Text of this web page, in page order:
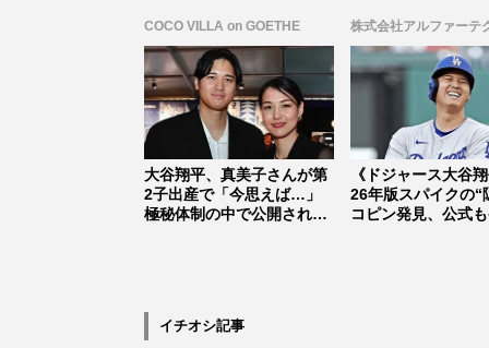
COCO VILLA on GOETHE 株式会社アルファーテ
大谷翔平、真美子さんが第
2子出産で「今思えば…」
極秘体制の中で公開されて
《ドジャース大谷
26年版スパイクの“
コピン発見、公式
イチオシ記事